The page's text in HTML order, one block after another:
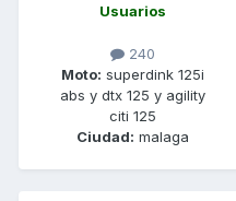
Usuarios
240
Moto: superdink 125i
abs y dtx 125 y agility
citi 125
Ciudad: malaga